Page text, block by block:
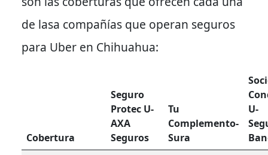
de lasa compañías que operan seguros
para Uber en Chihuahua:
Cobertura
Seguro
Protec U-
AXA
Seguros
Tu
Complemento-
Sura
U-